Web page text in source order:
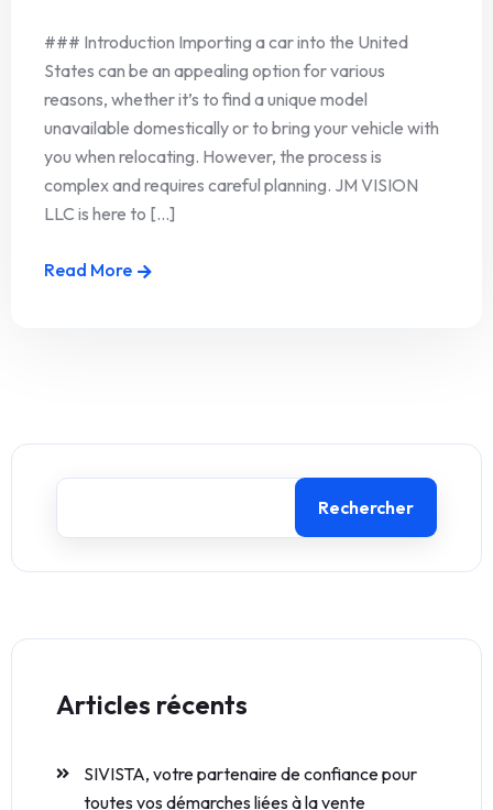
### Introduction Importing a car into the United
States can be an appealing option for various
reasons, whether it’s to find a unique model
unavailable domestically or to bring your vehicle with
you when relocating. However, the process is
complex and requires careful planning. JM VISION
LLC is here to [...]
Read More
Rechercher
Articles récents
SIVISTA, votre partenaire de confiance pour
toutes vos démarches liées à la vente